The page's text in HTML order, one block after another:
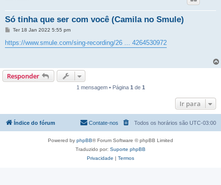
Só tinha que ser com você (Camila no Smule)
M
n
s
m
Ter 18 Jan 2022 5:55 pm
https://www.smule.com/sing-recording/26 ... 4264530972
Responder
1 mensagem • Página 1 de 1
Ir para
Índice do fórum Todos os horários são UTC-03:00
Contate-nos
Powered by phpBB® Forum Software © phpBB Limited
Traduzido por: Suporte phpBB
Privacidade | Termos